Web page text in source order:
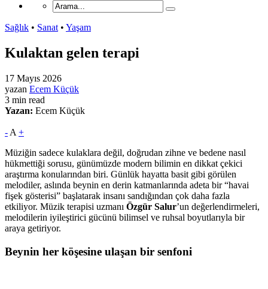
Sağlık • Sanat • Yaşam
Kulaktan gelen terapi
17 Mayıs 2026
yazan Ecem Küçük
3 min read
Yazan: Ecem Küçük
- A +
Müziğin sadece kulaklara değil, doğrudan zihne ve bedene nasıl
hükmettiği sorusu, günümüzde modern bilimin en dikkat çekici
araştırma konularından biri. Günlük hayatta basit gibi görülen
melodiler, aslında beynin en derin katmanlarında adeta bir “havai
fişek gösterisi” başlatarak insanı sandığından çok daha fazla
etkiliyor. Müzik terapisi uzmanı Özgür Salur’un değerlendirmeleri,
melodilerin iyileştirici gücünü bilimsel ve ruhsal boyutlarıyla bir
araya getiriyor.
Beynin her köşesine ulaşan bir senfoni